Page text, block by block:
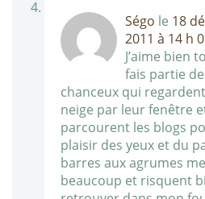
Ségo le 18
2011 à 14 h
J’aime bien
fais partie
chanceux qui
neige par leur fenêtre
parcourent les blogs
plaisir des yeux et du
barres aux agrumes
beaucoup et risquent